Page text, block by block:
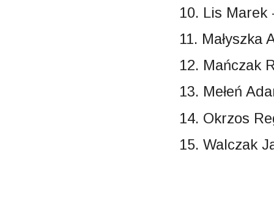
10. Lis Marek
11. Małyszka
12. Mańczak
13. Mełeń
14. Okrzos
15. Walczak